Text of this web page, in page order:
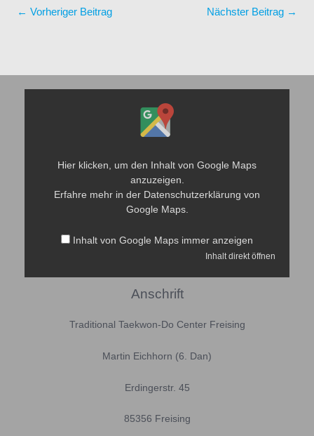
← Vorheriger Beitrag Nächster Beitrag →
von
Google
Maps
Hier klicken, um den Inhalt von Google Maps
anzuzeigen.
Erfahre mehr in der Datenschutzerklärung von
Google Maps.
Inhalt von Google Maps immer anzeigen
Inhalt direkt öffnen
Anschrift
Traditional Taekwon-Do Center Freising
Martin Eichhorn (6. Dan)
Erdingerstr. 45
85356 Freising